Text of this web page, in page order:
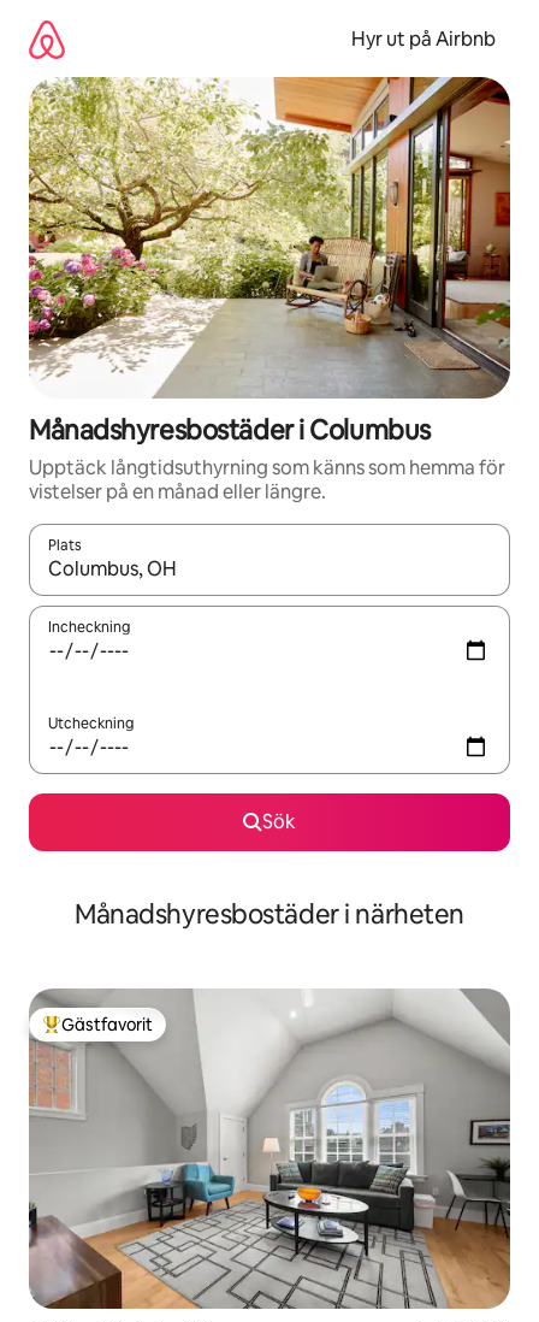
innehåll
Hyr ut på Airbnb
Månadshyresbostäder i Columbus
Upptäck långtidsuthyrning som känns som hemma för
vistelser på en månad eller längre.
Plats
När resultaten är tillgängliga kan du navigera med upp- och
Incheckning
Utcheckning
Sök
Månadshyresbostäder i närheten
Populär gästfavorit
Gästfavorit